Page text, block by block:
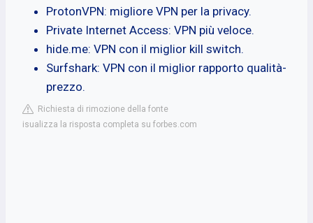
ProtonVPN: migliore VPN per la privacy.
Private Internet Access: VPN più veloce.
hide.me: VPN con il miglior kill switch.
Surfshark: VPN con il miglior rapporto qualità-
prezzo.
Richiesta di rimozione della fonte
isualizza la risposta completa su forbes.com